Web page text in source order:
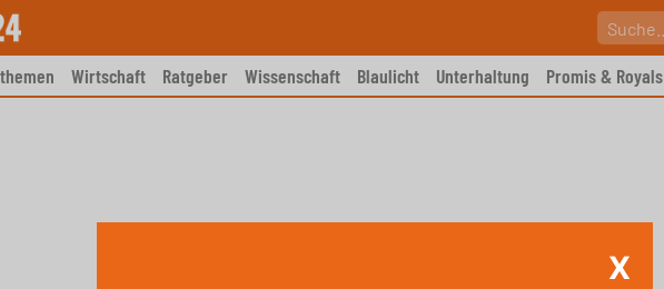
Wirtschaft Ratgeber Wissenschaft Blaulicht Unterhaltung Promis & Royals
X